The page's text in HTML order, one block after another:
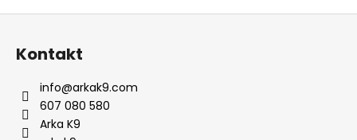
Kontakt
info@arkak9.com
607 080 580
Arka K9